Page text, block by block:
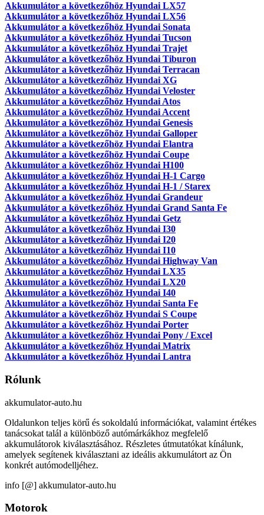
Akkumulátor a következőhöz Hyundai LX57
Akkumulátor a következőhöz Hyundai LX56
Akkumulátor a következőhöz Hyundai Sonata
Akkumulátor a következőhöz Hyundai Tucson
Akkumulátor a következőhöz Hyundai Trajet
Akkumulátor a következőhöz Hyundai Tiburon
Akkumulátor a következőhöz Hyundai Terracan
Akkumulátor a következőhöz Hyundai XG
Akkumulátor a következőhöz Hyundai Veloster
Akkumulátor a következőhöz Hyundai Atos
Akkumulátor a következőhöz Hyundai Accent
Akkumulátor a következőhöz Hyundai Genesis
Akkumulátor a következőhöz Hyundai Galloper
Akkumulátor a következőhöz Hyundai Elantra
Akkumulátor a következőhöz Hyundai Coupe
Akkumulátor a következőhöz Hyundai H100
Akkumulátor a következőhöz Hyundai H-1 Cargo
Akkumulátor a következőhöz Hyundai H-1 / Starex
Akkumulátor a következőhöz Hyundai Grandeur
Akkumulátor a következőhöz Hyundai Grand Santa Fe
Akkumulátor a következőhöz Hyundai Getz
Akkumulátor a következőhöz Hyundai I30
Akkumulátor a következőhöz Hyundai I20
Akkumulátor a következőhöz Hyundai I10
Akkumulátor a következőhöz Hyundai Highway Van
Akkumulátor a következőhöz Hyundai LX35
Akkumulátor a következőhöz Hyundai LX20
Akkumulátor a következőhöz Hyundai I40
Akkumulátor a következőhöz Hyundai Santa Fe
Akkumulátor a következőhöz Hyundai S Coupe
Akkumulátor a következőhöz Hyundai Porter
Akkumulátor a következőhöz Hyundai Pony / Excel
Akkumulátor a következőhöz Hyundai Matrix
Akkumulátor a következőhöz Hyundai Lantra
Rólunk
akkumulator-auto.hu
Oldalunkon teljes körű és sokoldalú információkat, valamint értékes
tanácsokat talál a különböző autómárkákhoz megfelelő
akkumulátorok kiválasztásához. Részletes útmutatókat kínálunk,
amelyek segítenek kiválasztani az ideális akkumulátort az Ön
konkrét autómodelljéhez.
info [@] akkumulator-auto.hu
Motorok